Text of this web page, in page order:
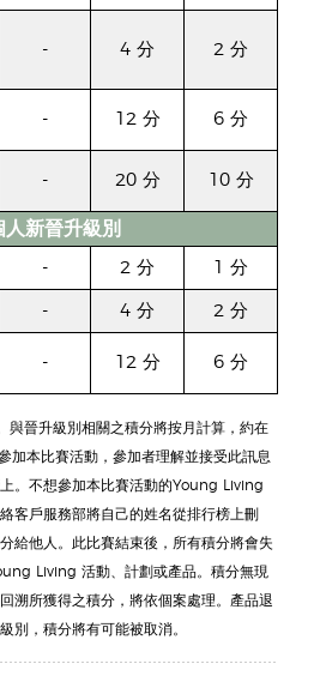
- 4 分 2 分
- 12 分 6 分
- 20 分 10 分
人新晉升級別
- 2 分 1 分
- 4 分 2 分
- 12 分 6 分
與晉升級別相關之積分將按月計算，約在
加本比賽活動，參加者理解並接受此訊息
。不想參加本比賽活動的Young Living
客戶服務部將自己的姓名從排行榜上刪
給他人。此比賽結束後，所有積分將會失
Living 活動、計劃或產品。積分無現
溯所獲得之積分，將依個案處理。產品退
別，積分將有可能被取消。